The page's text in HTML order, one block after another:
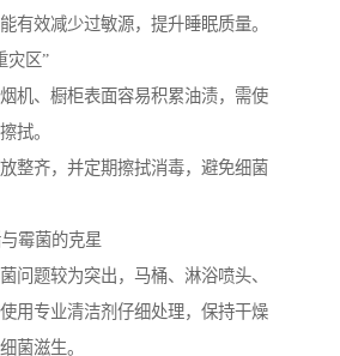
有效减少过敏源，提升睡眠质量。
灾区”
机、橱柜表面容易积累油渍，需使
拭。
整齐，并定期擦拭消毒，避免细菌
霉菌的克星
问题较为突出，马桶、淋浴喷头、
用专业清洁剂仔细处理，保持干燥
菌滋生。